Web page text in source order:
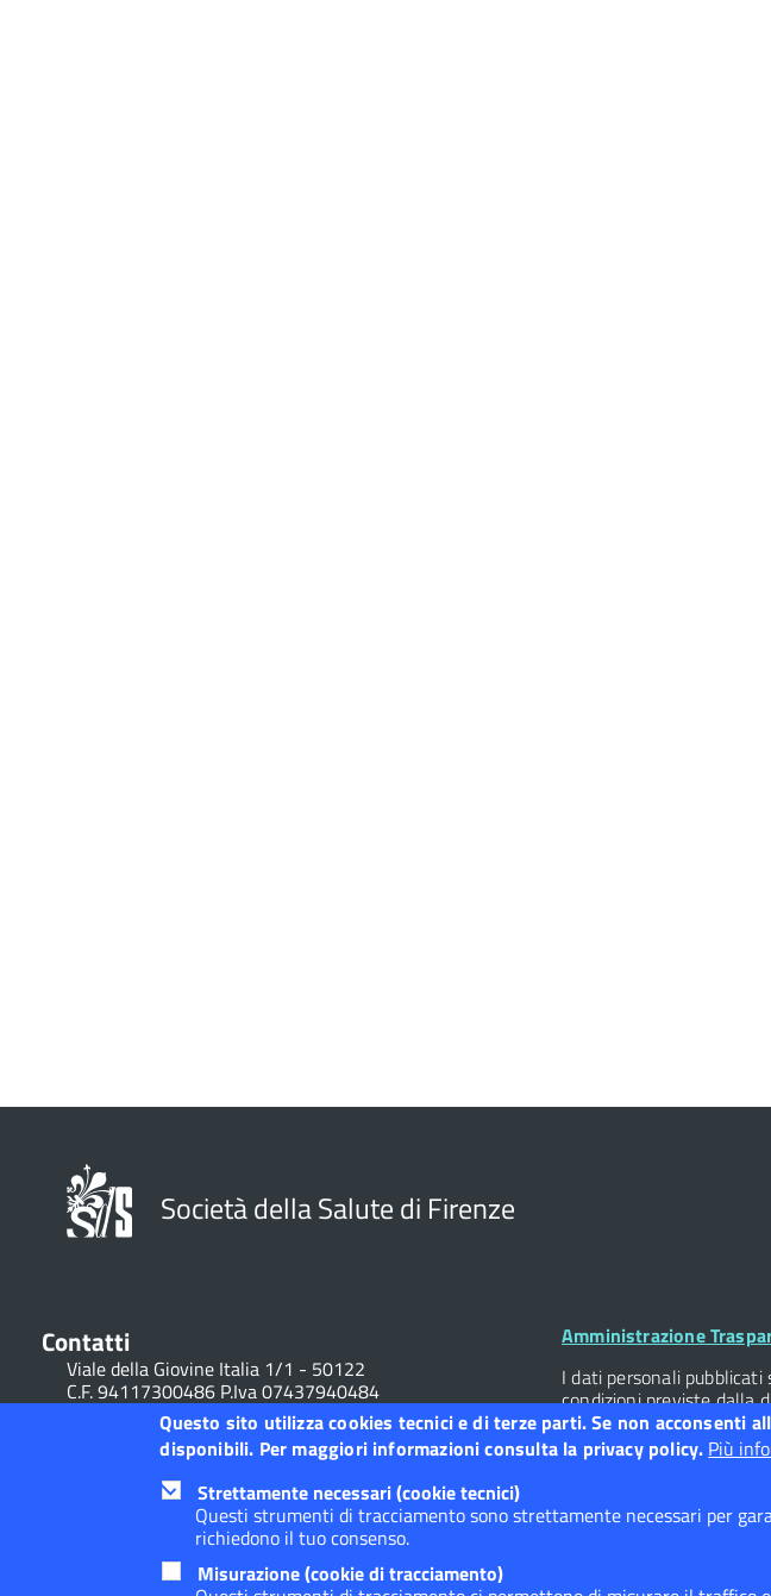
Società della Salute di Firenze
Contatti
Viale della Giovine Italia 1/1 - 50122
C.F. 94117300486 P.Iva 07437940484
Tel. 055 / 2616202
Posta Elettronica Certificata
Footer
Amministrazione
I dati personali
condizioni previste dalla
e dal d.lgs. 36/2006
Albo Pretorio
Dichiarazione accessibilità
Questo sito utilizza cookies tecnici e di terze parti. Se non acconsenti
disponibili. Per maggiori informazioni consulta la privacy policy. Più
Strettamente necessari (cookie tecnici)
Questi strumenti di tracciamento sono strettamente necessari per
richiedono il tuo consenso.
Misurazione (cookie di tracciamento)